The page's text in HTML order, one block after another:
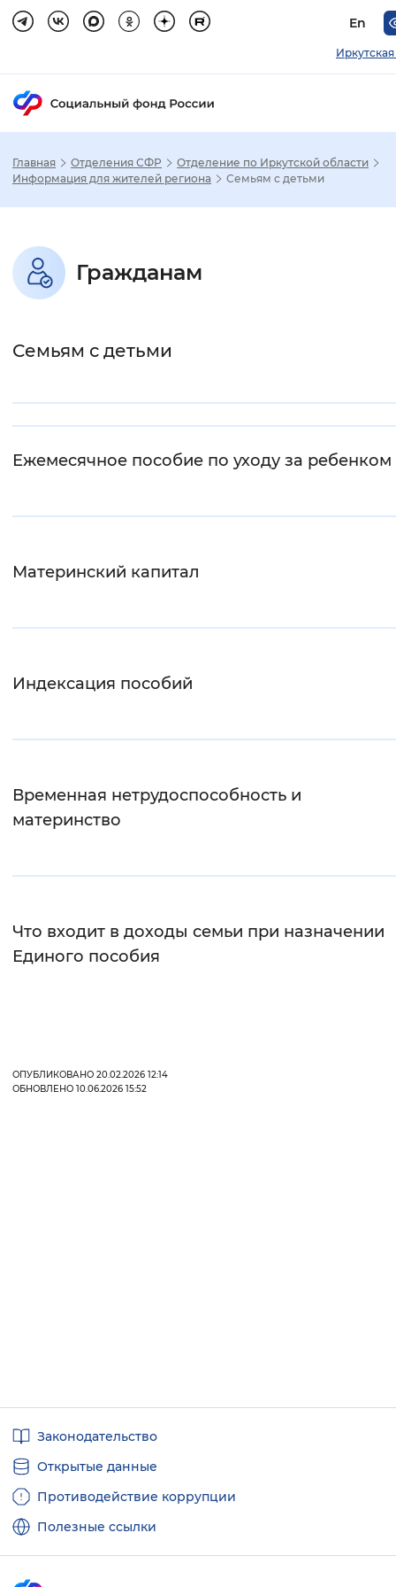
En
Размер шрифта
Интервал между буквами
Нормальный Увеличенный
Цвет сайта
Синий фон
Изображения
Воспроизвести Остановить
Главная Отделения СФР
Отделение по Иркутской области
Информация для жителей региона
Семьям с детьми
Гражданам
Семьям с детьми
Ежемесячное пособие по уходу за ребенком
Материнский капитал
Индексация пособий
Временная нетрудоспособность и
материнство
Что входит в доходы семьи при назначении
Единого пособия
ОПУБЛИКОВАНО 20.02.2026 12:14
ОБНОВЛЕНО 10.06.2026 15:52
ссылкиЗаконодательство
Открытые данные
Противодействие коррупции
Полезные ссылки